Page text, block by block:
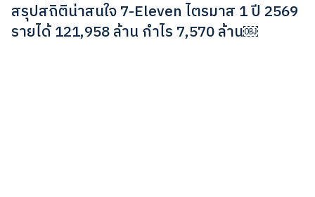
สรุปสถิติน่าสนใจ 7-Eleven ไตรมาส 1 ปี 2569
รายได้ 121,958 ล้าน กำไร 7,570 ล้าน￼